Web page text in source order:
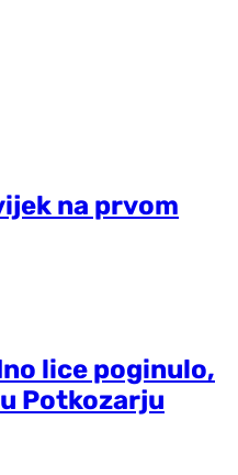
na prvom
lice poginulo,
Potkozarju